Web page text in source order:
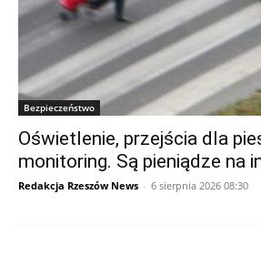
Bezpieczeństwo
Oświetlenie, przejścia dla
monitoring. Są pieniądze na
Redakcja Rzeszów News - 6 sierpnia 2026 08:30